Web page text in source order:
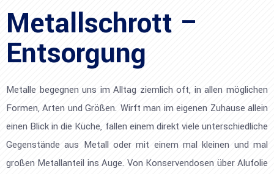
Metallschrott –
Entsorgung
Metalle begegnen uns im Alltag ziemlich oft, in allen möglichen
Formen, Arten und Größen. Wirft man im eigenen Zuhause allein
einen Blick in die Küche, fallen einem direkt viele unterschiedliche
Gegenstände aus Metall oder mit einem mal kleinen und mal
großen Metallanteil ins Auge. Von Konservendosen über Alufolie